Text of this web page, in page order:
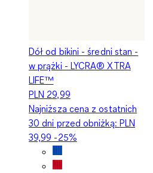
Dół od bikini - średni stan -
w prążki - LYCRA® XTRA
LIFE™
PLN 29,99
Najniższa cena z ostatnich
30 dni przed obniżką: PLN
39,99 -25%